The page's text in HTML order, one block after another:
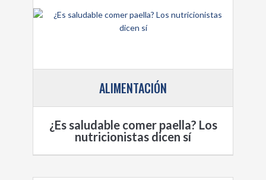
ALIMENTACIÓN
¿Es saludable comer paella? Los
nutricionistas dicen sí